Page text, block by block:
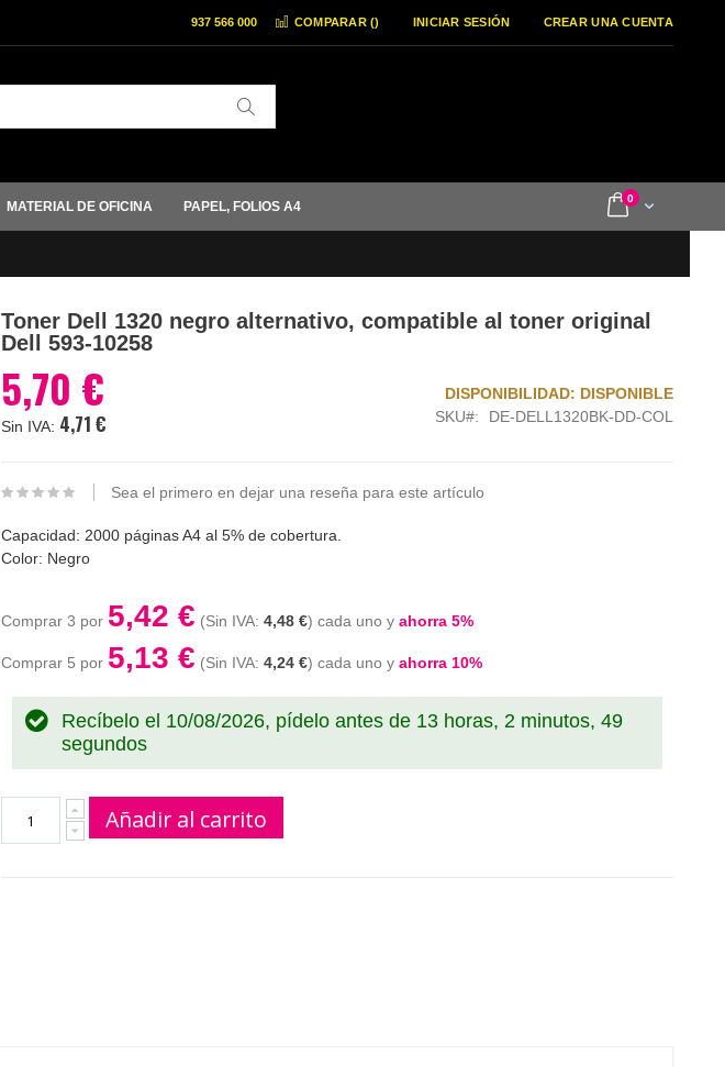
COMPARAR () INICIAR SESIÓN CREAR UNA CUENTA
937 566 000
Cart
0items
MATERIAL DE OFICINA PAPEL, FOLIOS A4
Toner Dell 1320 negro alternativo, compatible al toner original
Dell 593-10258
5,70 €
4,71 €
DISPONIBILIDAD: DISPONIBLE
SKU
DE-DELL1320BK-DD-COL
Sea el primero en dejar una reseña para este artículo
Capacidad: 2000 páginas A4 al 5% de cobertura.
Color: Negro
Comprar 3 por 5,42 € 4,48 € cada uno y ahorra 5%
Comprar 5 por 5,13 € 4,24 € cada uno y ahorra 10%
Recíbelo el 10/08/2026, pídelo antes de 13 horas, 2 minutos, 49
segundos
Añadir al carrito